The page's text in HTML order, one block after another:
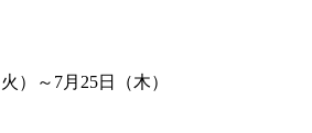
）～7月25日（木）